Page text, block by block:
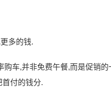
多的钱.
购车,并非免费午餐,而是促销
首付的钱分.